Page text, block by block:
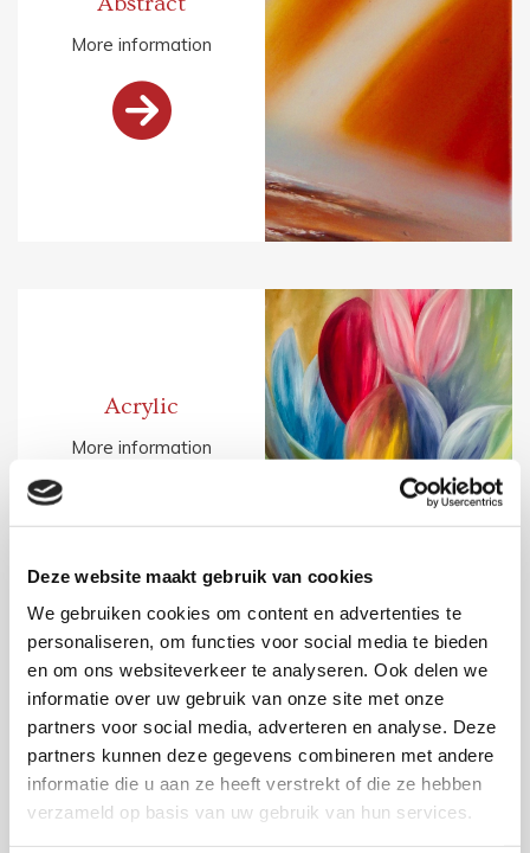
Deze website maakt gebruik van cookies
We gebruiken cookies om content en advertenties te
personaliseren, om functies voor social media te bieden
en om ons websiteverkeer te analyseren. Ook delen we
informatie over uw gebruik van onze site met onze
partners voor social media, adverteren en analyse. Deze
partners kunnen deze gegevens combineren met andere
informatie die u aan ze heeft verstrekt of die ze hebben
verzameld op basis van uw gebruik van hun services.
More information

Acrylic
More information

Impasto